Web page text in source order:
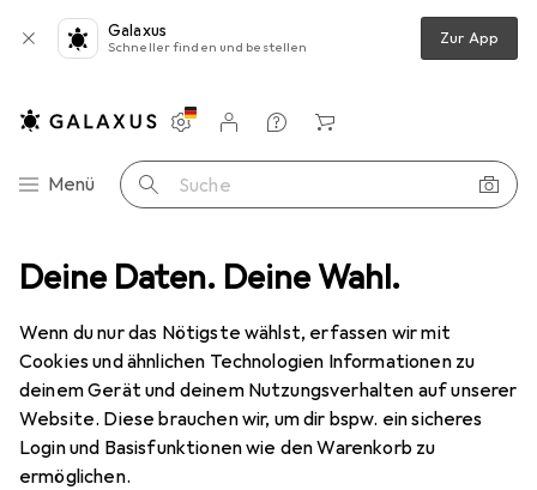
Deine Daten. Deine Wahl.
Wenn du nur das Nötigste wählst, erfassen wir mit
Cookies und ähnlichen Technologien Informationen zu
deinem Gerät und deinem Nutzungsverhalten auf unserer
Website. Diese brauchen wir, um dir bspw. ein sicheres
Login und Basisfunktionen wie den Warenkorb zu
ermöglichen.
Galaxus
Schneller finden und bestellen Zur App
Navigation nach Kategorien
Menü Suche
Einstellungen
Kundenkonto
Vergleichslisten
Merklisten
Warenkorb
Deckenleuchte Isoled Systembeleuchtung
3 Bilder
Isoled Systembeleuchtung
EUR
129,79